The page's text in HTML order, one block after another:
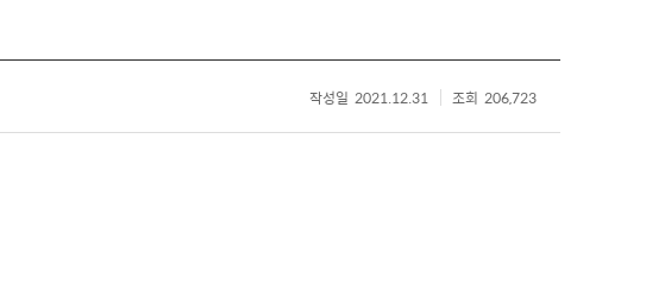
작성일 2021.12.31 조회 206,723